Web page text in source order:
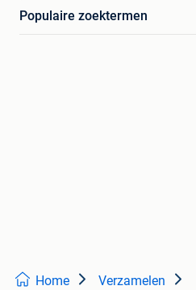
Populaire zoektermen
Home Verzamelen